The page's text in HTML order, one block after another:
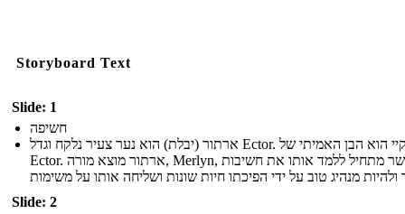
Storyboard Text
Slide: 1
חשיפה
ארתור (יבלת) הוא נער צעיר נלקח וגדל Ector. קיי הוא הבן האמיתי של
Ector. ארתור מוצא מורה, Merlyn, אשר מתחיל ללמד אותו את חשיבות
Slide: 2